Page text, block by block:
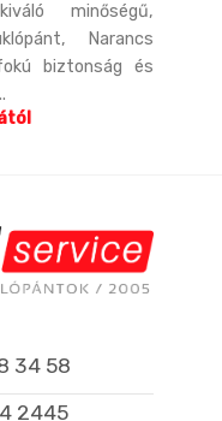
minőségű,
Narancs
biztonság és
34 58
2445